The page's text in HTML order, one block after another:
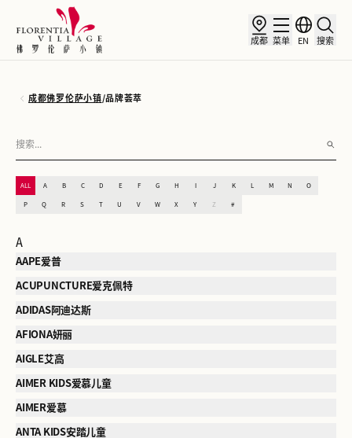
成都 菜单 EN 搜索
成都佛罗伦萨小镇/品牌荟萃
ALL A B C D E F G H K M N O
P Q R S T U V W X Y Z #
A
AAPE爱普
ACUPUNCTURE爱克佩特
ADIDAS阿迪达斯
AFIONA妍丽
AIGLE艾高
AIMER KIDS爱慕儿童
AIMER爱慕
ANTA KIDS安踏儿童